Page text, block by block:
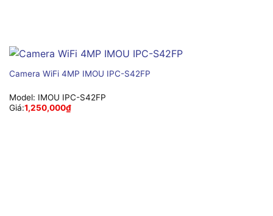
Camera WiFi 4MP IMOU IPC-S42FP
Model: IMOU IPC-S42FP
Giá:1,250,000₫